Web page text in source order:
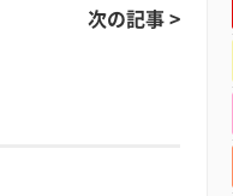
次の記事 >